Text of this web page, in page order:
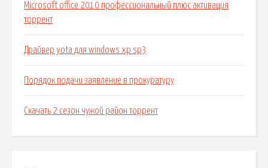
Microsoft office 2010 профессиональный плюс активация
торрент
Драйвер yota для windows xp sp3
Порядок подачи заявление в прокуратуру
Скачать 2 сезон чужой район торрент